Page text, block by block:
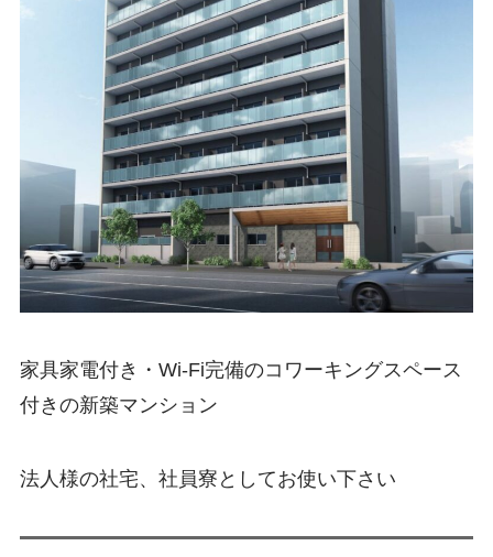
家具家電付き・Wi-Fi完備のコワーキングスペース
付きの新築マンション
法人様の社宅、社員寮としてお使い下さい